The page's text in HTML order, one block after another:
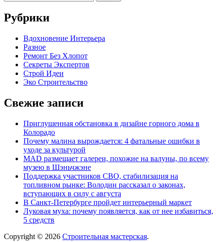
Рубрики
Вдохновение Интерьера
Разное
Ремонт Без Хлопот
Секреты Экспертов
Строй Идеи
Эко Строительство
Свежие записи
Приглушенная обстановка в дизайне горного дома в
Колорадо
Почему малина вырождается: 4 фатальные ошибки в
уходе за культурой
MAD размещает галереи, похожие на валуны, по всему
музею в Шэньчжэне
Поддержка участников СВО, стабилизация на
топливном рынке: Володин рассказал о законах,
вступающих в силу с августа
В Санкт-Петербурге пройдет интерьерный маркет
Луковая муха: почему появляется, как от нее избавиться,
5 средств
Copyright © 2026 Строительная мастерская.